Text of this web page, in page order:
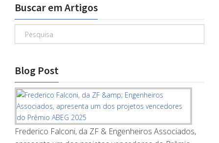
Buscar em Artigos
Blog Post
Frederico Falconi, da ZF & Engenheiros Associados,